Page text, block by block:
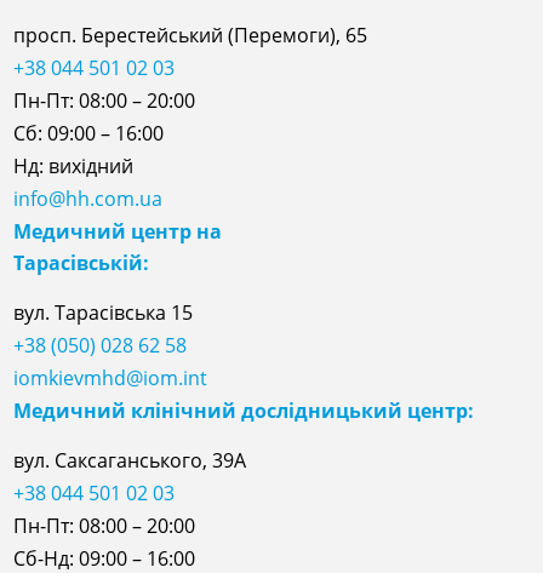
просп. Берестейський (Перемоги), 65
+38 044 501 02 03
Пн-Пт: 08:00 – 20:00
Сб: 09:00 – 16:00
Нд: вихідний
info@hh.com.ua
Медичний центр на
Тарасівській:
вул. Тарасівська 15
+38 (050) 028 62 58
iomkievmhd@iom.int
Медичний клінічний дослідницький центр:
вул. Саксаганського, 39А
+38 044 501 02 03
Пн-Пт: 08:00 – 20:00
Сб-Нд: 09:00 – 16:00